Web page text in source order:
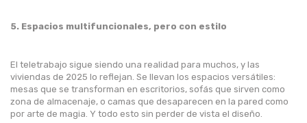
5. Espacios multifuncionales, pero con estilo
El teletrabajo sigue siendo una realidad para muchos, y las
viviendas de 2025 lo reflejan. Se llevan los espacios versátiles:
mesas que se transforman en escritorios, sofás que sirven como
zona de almacenaje, o camas que desaparecen en la pared como
por arte de magia. Y todo esto sin perder de vista el diseño.